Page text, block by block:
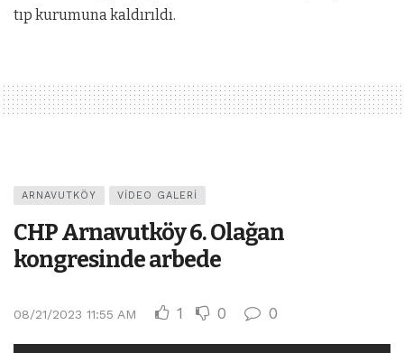
tıp kurumuna kaldırıldı.
ARNAVUTKÖY VIDEO GALERI
CHP Arnavutköy 6. Olağan
kongresinde arbede
08/21/2023 11:55 AM 1 0 0